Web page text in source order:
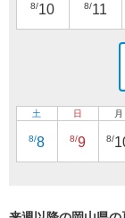
8/10 8/11
土
8/8
日
8/9
月
8/